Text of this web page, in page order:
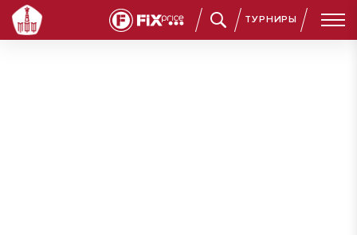
ТУРНИРЫ